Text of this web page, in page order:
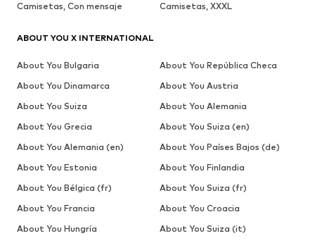
Camisetas, Con mensaje
Camisetas, XXXL
ABOUT YOU X INTERNATIONAL
About You Bulgaria
About You República Checa
About You Dinamarca
About You Austria
About You Suiza
About You Alemania
About You Grecia
About You Suiza (en)
About You Alemania (en)
About You Países Bajos (de)
About You Estonia
About You Finlandia
About You Bélgica (fr)
About You Suiza (fr)
About You Francia
About You Croacia
About You Hungría
About You Suiza (it)